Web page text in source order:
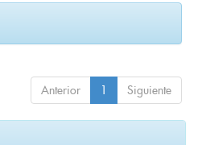
Anterior 1 Siguiente